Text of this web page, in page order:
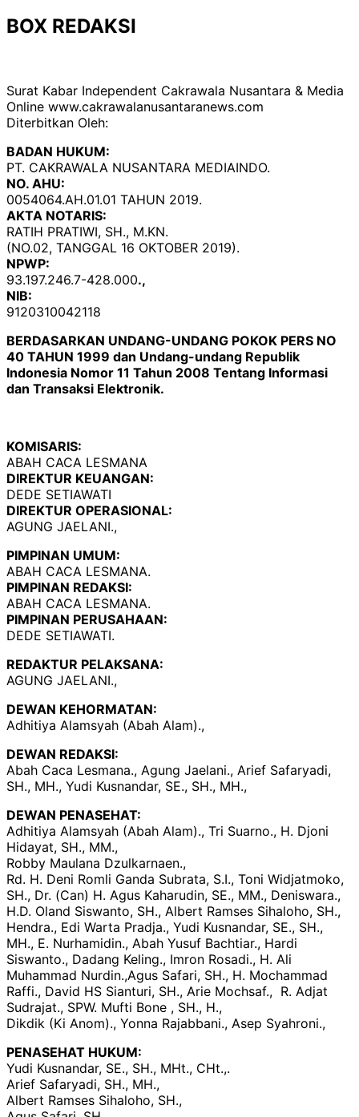
BOX REDAKSI
Surat Kabar Independent Cakrawala Nusantara & Media
Online www.cakrawalanusantaranews.com
Diterbitkan Oleh:
BADAN HUKUM:
PT. CAKRAWALA NUSANTARA MEDIAINDO.
NO. AHU:
0054064.AH.01.01 TAHUN 2019.
AKTA NOTARIS:
RATIH PRATIWI, SH., M.KN.
(NO.02, TANGGAL 16 OKTOBER 2019).
NPWP:
93.197.246.7-428.000.,
NIB:
9120310042118
BERDASARKAN UNDANG-UNDANG POKOK PERS NO
40 TAHUN 1999 dan Undang-undang Republik
Indonesia Nomor 11 Tahun 2008 Tentang Informasi
dan Transaksi Elektronik.
KOMISARIS:
ABAH CACA LESMANA
DIREKTUR KEUANGAN:
DEDE SETIAWATI
DIREKTUR OPERASIONAL:
AGUNG JAELANI.,
PIMPINAN UMUM:
ABAH CACA LESMANA.
PIMPINAN REDAKSI:
ABAH CACA LESMANA.
PIMPINAN PERUSAHAAN:
DEDE SETIAWATI.
REDAKTUR PELAKSANA:
AGUNG JAELANI.,
DEWAN KEHORMATAN:
Adhitiya Alamsyah (Abah Alam).,
DEWAN REDAKSI:
Abah Caca Lesmana., Agung Jaelani., Arief Safaryadi,
SH., MH., Yudi Kusnandar, SE., SH., MH.,
DEWAN PENASEHAT:
Adhitiya Alamsyah (Abah Alam)., Tri Suarno., H. Djoni
Hidayat, SH., MM.,
Robby Maulana Dzulkarnaen.,
Rd. H. Deni Romli Ganda Subrata, S.I., Toni Widjatmoko,
SH., Dr. (Can) H. Agus Kaharudin, SE., MM., Deniswara.,
H.D. Oland Siswanto, SH., Albert Ramses Sihaloho, SH.,
Hendra., Edi Warta Pradja., Yudi Kusnandar, SE., SH.,
MH., E. Nurhamidin., Abah Yusuf Bachtiar., Hardi
Siswanto., Dadang Keling., Imron Rosadi., H. Ali
Muhammad Nurdin.,Agus Safari, SH., H. Mochammad
Raffi., David HS Sianturi, SH., Arie Mochsaf., R. Adjat
Sudrajat., SPW. Mufti Bone , SH., H.,
Dikdik (Ki Anom)., Yonna Rajabbani., Asep Syahroni.,
PENASEHAT HUKUM:
Yudi Kusnandar, SE., SH., MHt., CHt.,.
Arief Safaryadi, SH., MH.,
Albert Ramses Sihaloho, SH.,